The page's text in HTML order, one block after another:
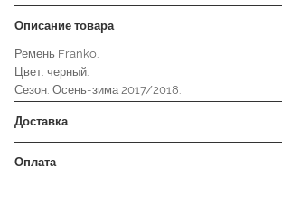
Описание товара
Ремень Franko.
Цвет: черный.
Сезон: Осень-зима 2017/2018.
Доставка
Оплата